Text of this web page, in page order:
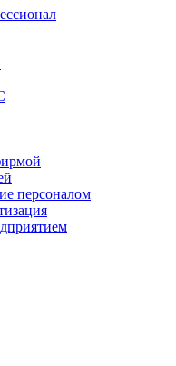
персоналом